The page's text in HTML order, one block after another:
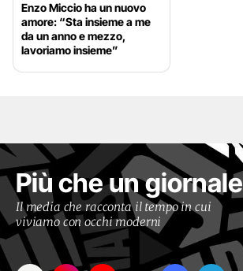
Enzo Miccio ha un nuovo
amore: “Sta insieme a me
da un anno e mezzo,
lavoriamo insieme”
Più che un giornale
Il media che racconta il tempo in cui
viviamo con occhi moderni